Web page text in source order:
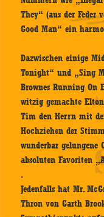
They“ (aus der Feder
Good Man“ ein
Dazwischen einige
Tonight“ und „Sing
Brownes Running On
witzig gemachte
Tim den Herrn mit
Hochziehen der
wunderbar
absoluten Favoriten
.
Jedenfalls hat Mr.
Thron von Garth